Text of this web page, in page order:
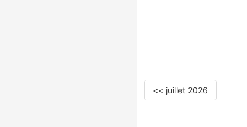
<< juillet 2026